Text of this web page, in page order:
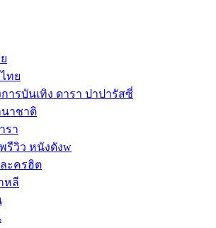
ทย
ารบันเทิง ดารา ปาปารัสซี่
นาชาติ
รา
รีวิว หนังดังw
ละครฮิต
หลี